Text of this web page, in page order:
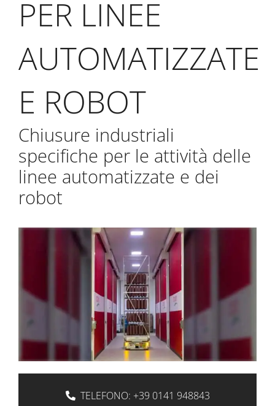
PER LINEE
AUTOMATIZZATE
E ROBOT
Chiusure industriali
specifiche per le attività delle
linee automatizzate e dei
robot
TELEFONO: +39 0141 948843